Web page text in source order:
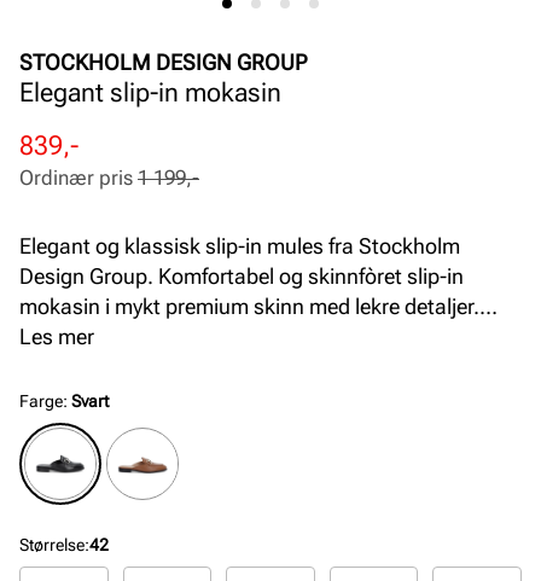
STOCKHOLM DESIGN GROUP
Elegant slip-in mokasin
Rabattert
pris
839,-
Ordinær
pris
Ordinær pris 1 199,-
Elegant og klassisk slip-in mules fra Stockholm
Design Group. Komfortabel og skinnfòret slip-in
mokasin i mykt premium skinn med lekre detaljer.
Modellen har en komfortabel og fleksibel såle som gir
Les mer
Farge: Svart
Størrelse:42